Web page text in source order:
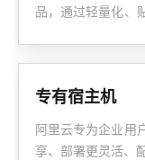
品，通过轻量化、
专有宿主机
阿里云专为企业用
享、部署更灵活、